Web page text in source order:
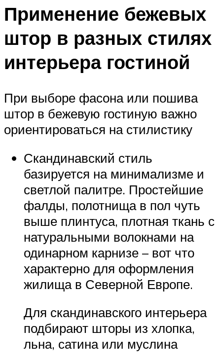
Применение бежевых
штор в разных стилях
интерьера гостиной
При выборе фасона или пошива
штор в бежевую гостиную важно
ориентироваться на стилистику
Скандинавский стиль
базируется на минимализме и
светлой палитре. Простейшие
фалды, полотнища в пол чуть
выше плинтуса, плотная ткань с
натуральными волокнами на
одинарном карнизе – вот что
характерно для оформления
жилища в Северной Европе.
Для скандинавского интерьера
подбирают шторы из хлопка,
льна, сатина или муслина